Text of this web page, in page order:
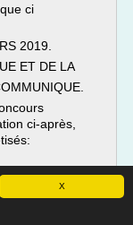
X
ci
2019.
ET DE LA
ci-après,
ci